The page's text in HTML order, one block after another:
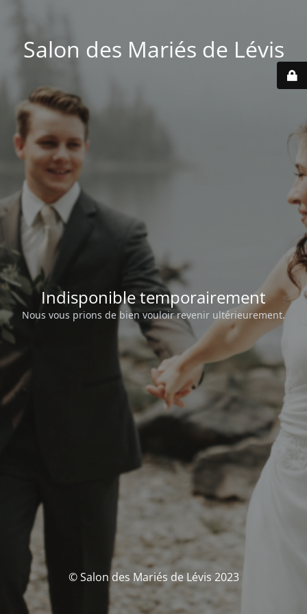
Salon des Mariés de Lévis
Indisponible temporairement
Nous vous prions de bien vouloir revenir ultérieurement.
© Salon des Mariés de Lévis 2023